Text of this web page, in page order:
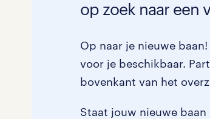
Webcare 0
toon 3 resultaten
op zoek naar een
Op naar je nieuwe
voor je beschikbaar.
bovenkant van het
Staat jouw nieuwe